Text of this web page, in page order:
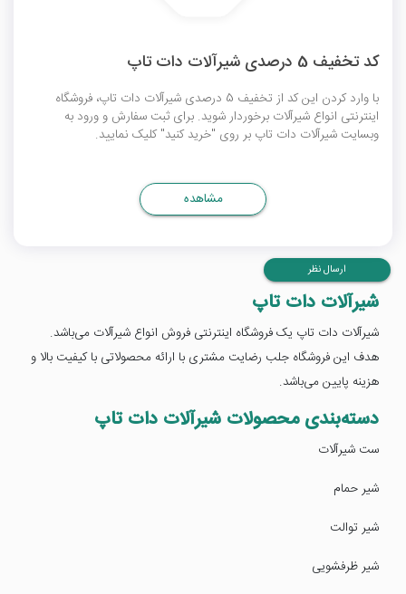
کد تخفیف 5 درصدی شیرآلات دات تاپ
با وارد کردن این کد از تخفیف 5 درصدی شیرآلات دات تاپ، فروشگاه
اینترنتی انواع شیرآلات برخوردار شوید. برای ثبت سفارش و ورود به
وبسایت شیرآلات دات تاپ بر روی "خرید کنید" کلیک نمایید.
مشاهده
ارسال نظر
شیرآلات دات تاپ
شیرآلات دات تاپ یک فروشگاه اینترنتی فروش انواع شیرآلات می‌باشد.
هدف این فروشگاه جلب رضایت مشتری با ارائه محصولاتی با کیفیت بالا و
هزینه پایین می‌باشد.
دسته‌بندی محصولات شیرآلات دات تاپ
ست شیرآلات
شیر حمام
شیر توالت
شیر ظرفشویی